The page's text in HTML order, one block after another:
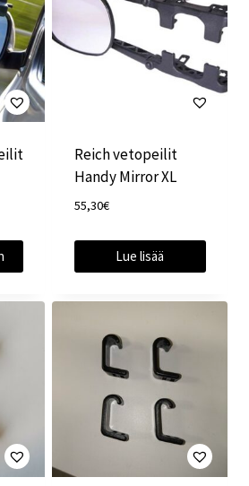
Reich vetopeilit
Handy Mirror XL
55,30€
Lue lisää